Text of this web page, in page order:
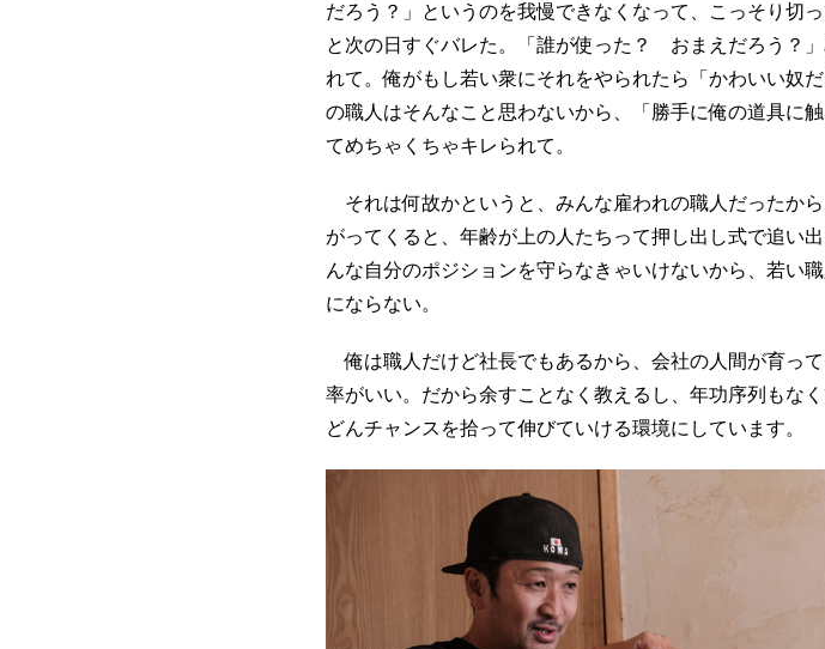
だろう？」というのを我慢できなくなって、こっそり切
と次の日すぐバレた。「誰が使った？ おまえだろう？
れて。俺がもし若い衆にそれをやられたら「かわいい奴
の職人はそんなこと思わないから、「勝手に俺の道具に
てめちゃくちゃキレられて。
それは何故かというと、みんな雇われの職人だったか
がってくると、年齢が上の人たちって押し出し式で追い
んな自分のポジションを守らなきゃいけないから、若い
にならない。
俺は職人だけど社長でもあるから、会社の人間が育っ
率がいい。だから余すことなく教えるし、年功序列もな
どんチャンスを拾って伸びていける環境にしています。